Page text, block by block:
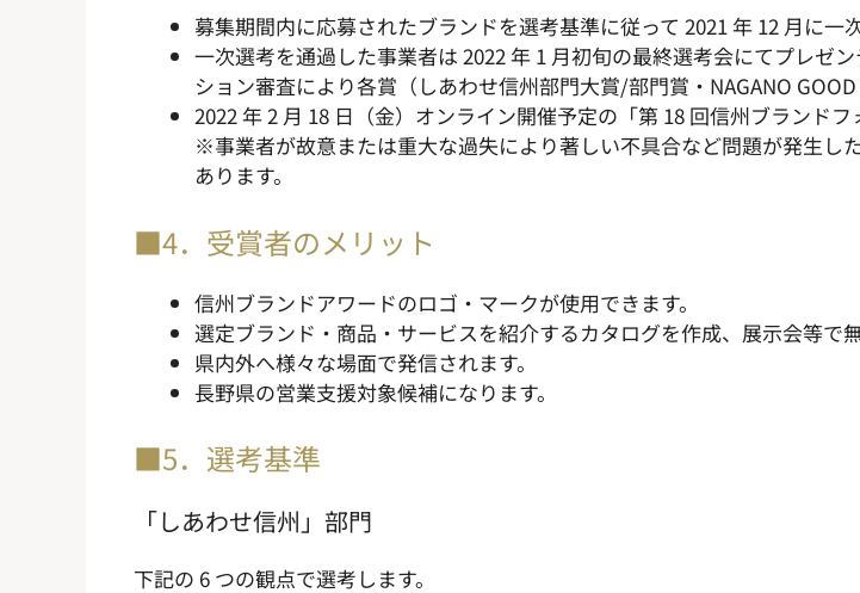
募集期間内に応募されたブランドを選考基準に従って 2021 年 12 月に一
一次選考を通過した事業者は 2022 年 1 月初旬の最終選考会にてプレゼ
ション審査により各賞（しあわせ信州部門大賞/部門賞・NAGANO
2022 年 2 月 18 日（金）オンライン開催予定の「第 18 回信州ブランドフ
※事業者が故意または重大な過失により著しい不具合など問題が発生
あります。
■4．受賞者のメリット
信州ブランドアワードのロゴ・マークが使用できます。
選定ブランド・商品・サービスを紹介するカタログを作成、展示会等で無
県内外へ様々な場面で発信されます。
長野県の営業支援対象候補になります。
■5．選考基準
「しあわせ信州」部門
下記の 6 つの観点で選考します。